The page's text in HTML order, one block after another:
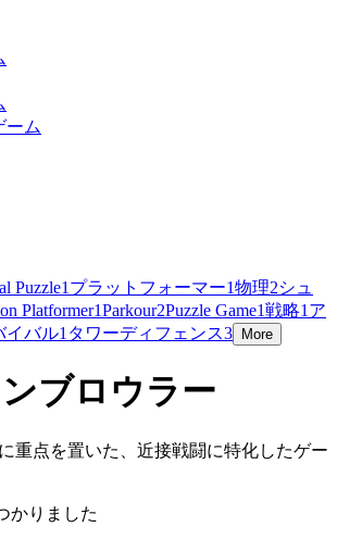
ーム
Puzzle1 プラットフォーマー1物理2シュ
Platformer1Parkour2Puzzle Game1戦略1 ア
イバル1 タワーディフェンス3 More
ブロウラー
重点を置いた、近接戦闘に特化したゲー
かりました